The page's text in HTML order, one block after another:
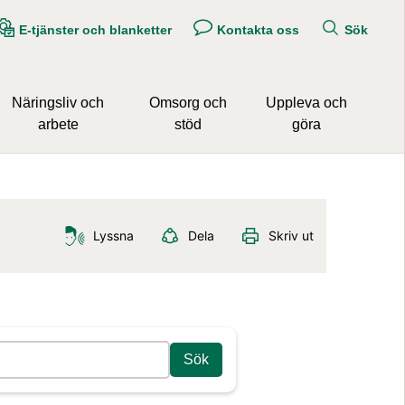
E-tjänster och blanketter Kontakta oss Sök
Näringsliv och
arbete
Omsorg och
stöd
Uppleva och
göra
Lyssna Dela Skriv ut
Sök